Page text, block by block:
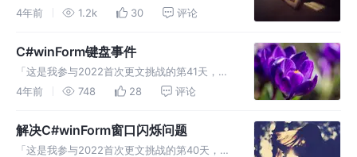
动详情查看：2022首次更文挑战」 最近工作中
资料，总结一下。 IList使用命名空间： L
4年前 1.2k 30 评论
C#winForm键盘事件
「这是我参与2022首次更文挑战的第41天，活
动详情查看：2022首次更文挑战」 这篇日志记
实不是很难理解，通常我之前使用的键盘事件都
是绑定在按钮上的，
4年前 748 28 评论
解决C#winForm窗口闪烁问题
「这是我参与2022首次更文挑战的第40天，活